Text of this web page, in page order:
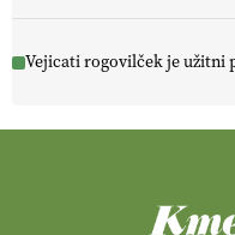
Vejicati rogovilček je užitni